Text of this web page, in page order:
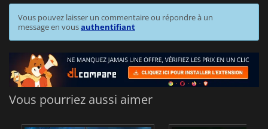
Vous pouvez laisser un commentaire ou répondre à un
message en vousauthentifiant
Vous pourriez aussi aimer